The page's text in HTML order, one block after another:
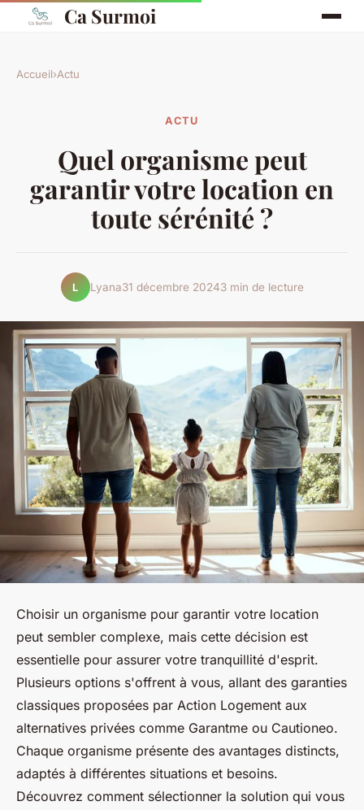
Ca Surmoi
Accueil›Actu
ACTU
Quel organisme peut
garantir votre location en
toute sérénité ?
L Lyana31 décembre 20243 min de lecture
Choisir un organisme pour garantir votre location
peut sembler complexe, mais cette décision est
essentielle pour assurer votre tranquillité d'esprit.
Plusieurs options s'offrent à vous, allant des garanties
classiques proposées par Action Logement aux
alternatives privées comme Garantme ou Cautioneo.
Chaque organisme présente des avantages distincts,
adaptés à différentes situations et besoins.
Découvrez comment sélectionner la solution qui vous